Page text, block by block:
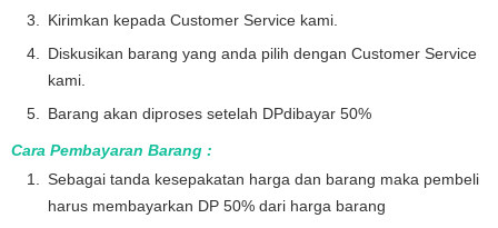
Kirimkan kepada Customer Service kami.
Diskusikan barang yang anda pilih dengan Customer Service
kami.
Barang akan diproses setelah DPdibayar 50%
Cara Pembayaran Barang :
Sebagai tanda kesepakatan harga dan barang maka pembeli
harus membayarkan DP 50% dari harga barang